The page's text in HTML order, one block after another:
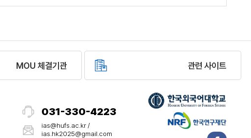
MOU 체결기관 관련 사이트
031-330-4223​
​​ias@hufs.ac.kr /
ias.hk2025@gmail.com